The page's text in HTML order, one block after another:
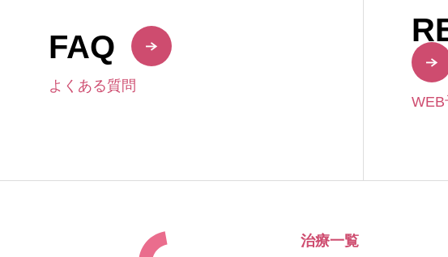
FAQ
よくある質問
WEB
治療一覧